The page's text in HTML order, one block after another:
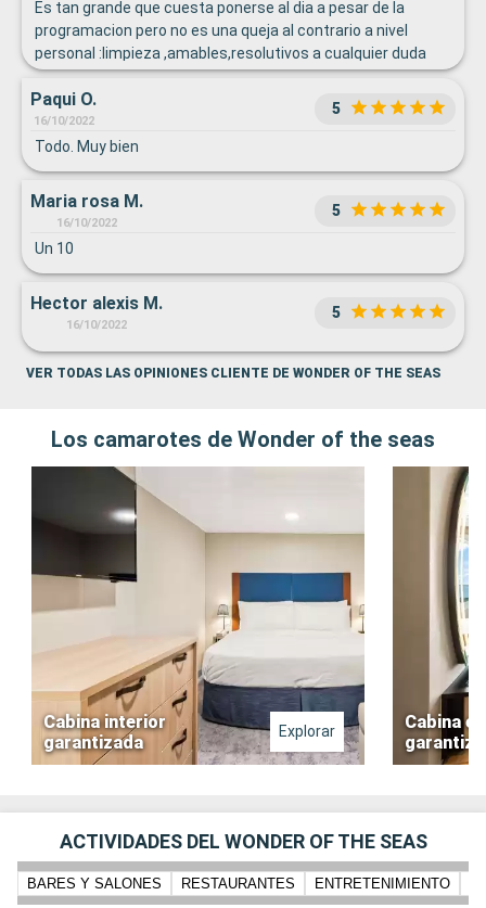
Es tan grande que cuesta ponerse al dia a pesar de la
programacion pero no es una queja al contrario a nivel
personal :limpieza ,amables,resolutivos a cualquier duda
muy amables
Paqui O.
16/10/2022
5
Todo. Muy bien
Maria rosa M.
16/10/2022
5
Un 10
Hector alexis M.
16/10/2022
5
VER TODAS LAS OPINIONES CLIENTE DE WONDER OF THE SEAS
Los camarotes de Wonder of the seas
Cabina interior
garantizada
Explorar
Cabina
ACTIVIDADES DEL WONDER OF THE SEAS
BARES Y SALONES RESTAURANTES ENTRETENIMIENTO